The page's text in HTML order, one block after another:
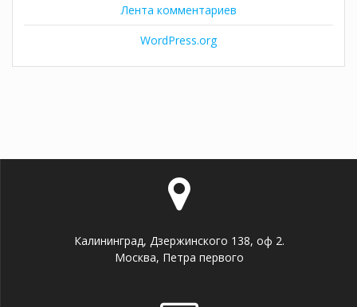
Лента комментариев
WordPress.org
Калининград, Дзержинского 138, оф 2.
Москва, Петра первого